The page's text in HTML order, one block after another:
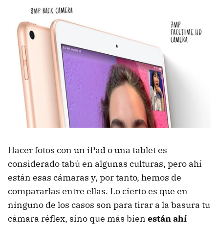
Hacer fotos con un iPad o una tablet es
considerado tabú en algunas culturas, pero ahí
están esas cámaras y, por tanto, hemos de
compararlas entre ellas. Lo cierto es que en
ninguno de los casos son para tirar a la basura tu
cámara réflex, sino que más bien están ahí